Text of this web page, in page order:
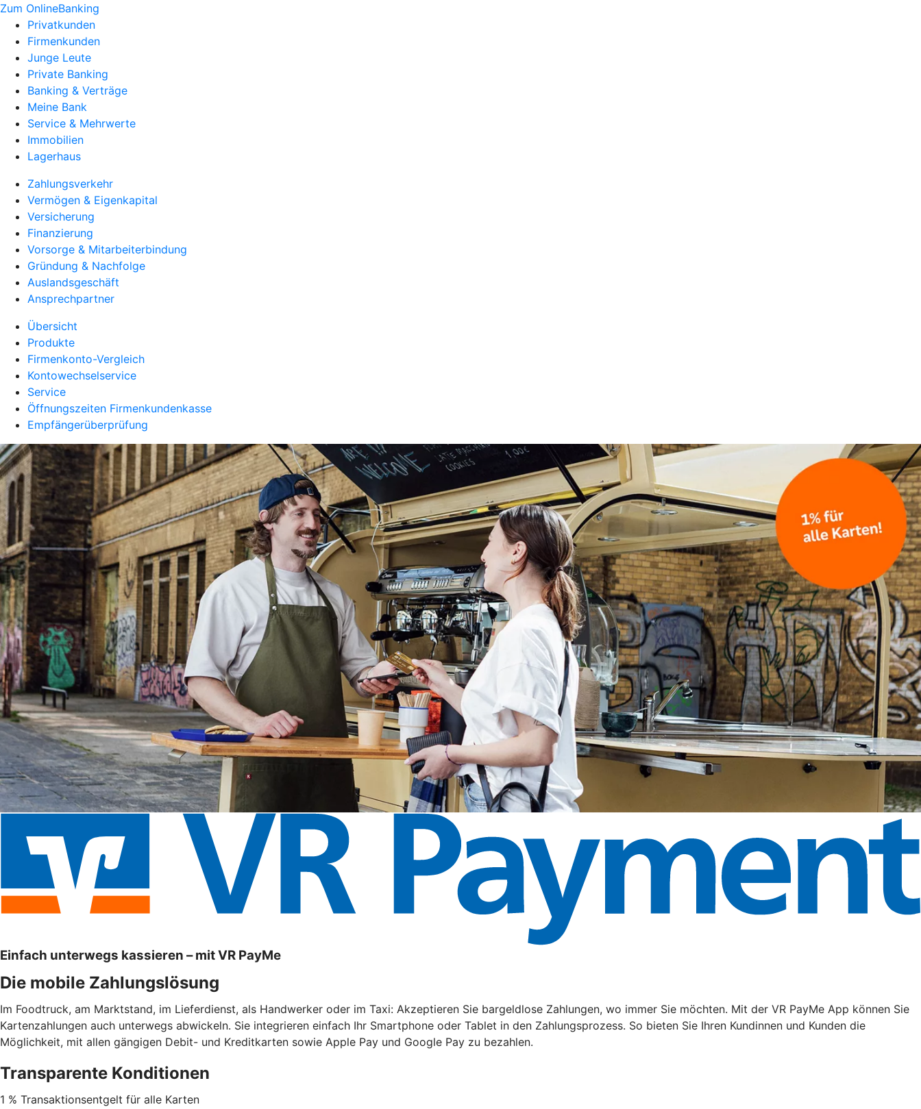
Zum OnlineBanking
Privatkunden
Firmenkunden
Junge Leute
Private Banking
Banking & Verträge
Meine Bank
Service & Mehrwerte
Immobilien
Lagerhaus
Zahlungsverkehr
Vermögen & Eigenkapital
Versicherung
Finanzierung
Vorsorge & Mitarbeiterbindung
Gründung & Nachfolge
Auslandsgeschäft
Ansprechpartner
Übersicht
Produkte
Firmenkonto-Vergleich
Kontowechselservice
Service
Öffnungszeiten Firmenkundenkasse
Empfängerüberprüfung
Einfach unterwegs kassieren – mit VR PayMe
Die mobile Zahlungslösung
Im Foodtruck, am Marktstand, im Lieferdienst, als Handwerker oder im Taxi: Akzeptieren Sie bargeldlose Zahlungen, wo immer Sie möchten. Mit der VR PayMe App können Sie
Kartenzahlungen auch unterwegs abwickeln. Sie integrieren einfach Ihr Smartphone oder Tablet in den Zahlungsprozess. So bieten Sie Ihren Kundinnen und Kunden die
Möglichkeit, mit allen gängigen Debit- und Kreditkarten sowie Apple Pay und Google Pay zu bezahlen.
Transparente Konditionen
1 % Transaktionsentgelt für alle Karten